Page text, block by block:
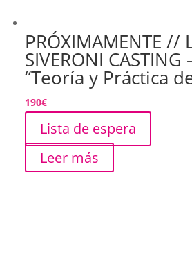
PRÓXIMAMENTE //
SIVERONI CASTING
“Teoría y Práctica
190€
Lista de espera
Leer más